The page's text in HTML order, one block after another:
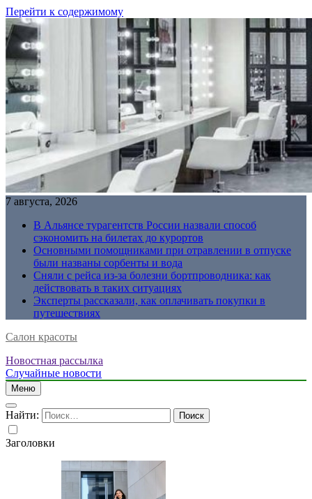
Перейти к содержимому
7 августа, 2026
В Альянсе турагентств России назвали способ
сэкономить на билетах до курортов
Основными помощниками при отравлении в отпуске
были названы сорбенты и вода
Сняли с рейса из-за болезни бортпроводника: как
действовать в таких ситуациях
Эксперты рассказали, как оплачивать покупки в
путешествиях
Салон красоты
Новостная рассылка
Случайные новости
Меню
Найти:
Заголовки